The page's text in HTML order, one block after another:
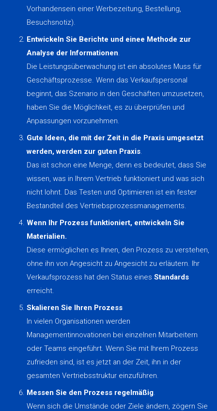
Vorhandensein einer Werbezeitung, Bestellung,
Besuchsnotiz).
Entwickeln Sie Berichte und einee Methode zur
Analyse der Informationen.
Die Leistungsüberwachung ist ein absolutes Muss für
Geschäftsprozesse. Wenn das Verkaufspersonal
beginnt, das Szenario in den Geschäften umzusetzen,
haben Sie die Möglichkeit, es zu überprüfen und
Anpassungen vorzunehmen.
Gute Ideen, die mit der Zeit in die Praxis umgesetzt
werden, werden zur guten Praxis.
Das ist schon eine Menge, denn es bedeutet, dass Sie
wissen, was in Ihrem Vertrieb funktioniert und was sich
nicht lohnt. Das Testen und Optimieren ist ein fester
Bestandteil des Vertriebsprozessmanagements.
Wenn Ihr Prozess funktioniert, entwickeln Sie
Materialien.
Diese ermöglichen es Ihnen, den Prozess zu verstehen,
ohne ihn von Angesicht zu Angesicht zu erläutern. Ihr
Verkaufsprozess hat den Status eines Standards
erreicht.
Skalieren Sie Ihren Prozess
In vielen Organisationen werden
Managementinnovationen bei einzelnen Mitarbeitern
oder Teams eingeführt. Wenn Sie mit Ihrem Prozess
zufrieden sind, ist es jetzt an der Zeit, ihn in der
gesamten Vertriebsstruktur einzuführen.
Messen Sie den Prozess regelmäßig.
Wenn sich die Umstände oder Ziele ändern, zögern Sie